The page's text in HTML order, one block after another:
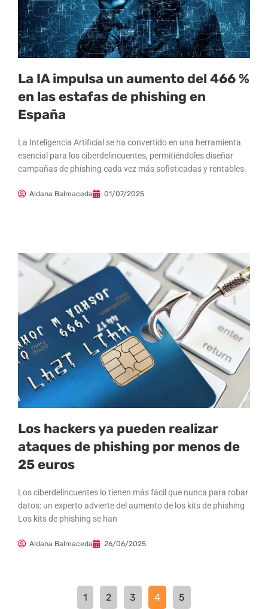
La IA impulsa un aumento del 466 %
en las estafas de phishing en
España
La Inteligencia Artificial se ha convertido en una herramienta
esencial para los ciberdelincuentes, permitiéndoles diseñar
campañas de phishing cada vez más sofisticadas y rentables.
Aldana Balmaceda 01/07/2025
Los hackers ya pueden realizar
ataques de phishing por menos de
25 euros
Los ciberdelincuentes lo tienen más fácil que nunca para robar
datos: un experto advierte del aumento de los kits de phishing
Los kits de phishing se han
Aldana Balmaceda 26/06/2025
1 2 3 4 5